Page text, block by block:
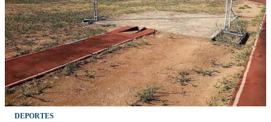
DEPORTES